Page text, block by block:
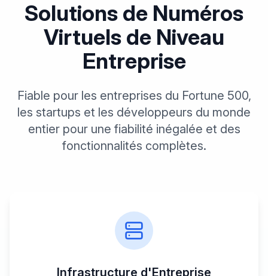
Solutions de Numéros
Virtuels de Niveau
Entreprise
Fiable pour les entreprises du Fortune 500,
les startups et les développeurs du monde
entier pour une fiabilité inégalée et des
fonctionnalités complètes.
Infrastructure d'Entreprise